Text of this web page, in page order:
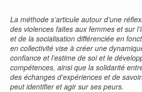
La méthode s’articule autour d’une
des violences faites aux femmes et sur
et de la socialisation différenciée en
en collectivité vise à créer une
confiance et l’estime de soi et le
compétences, ainsi que la solidarité
des échanges d’expériences et de
peut identifier et agir sur ses peurs.